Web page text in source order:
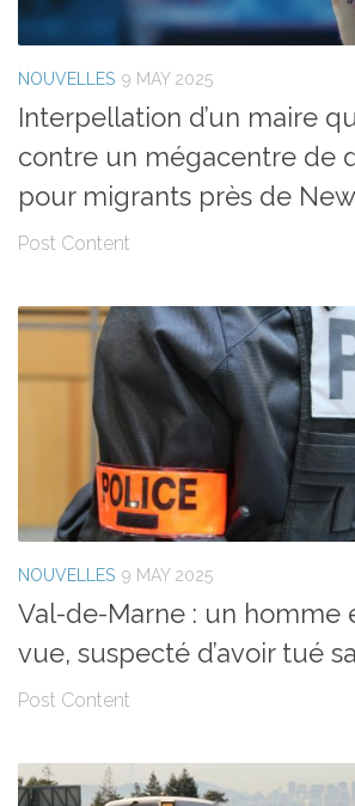
NOUVELLES 9 MAY 2025
Interpellation d’un maire
contre un mégacentre de
pour migrants près de
Post Content
NOUVELLES 9 MAY 2025
Val-de-Marne : un homme
vue, suspecté d’avoir tué
Post Content